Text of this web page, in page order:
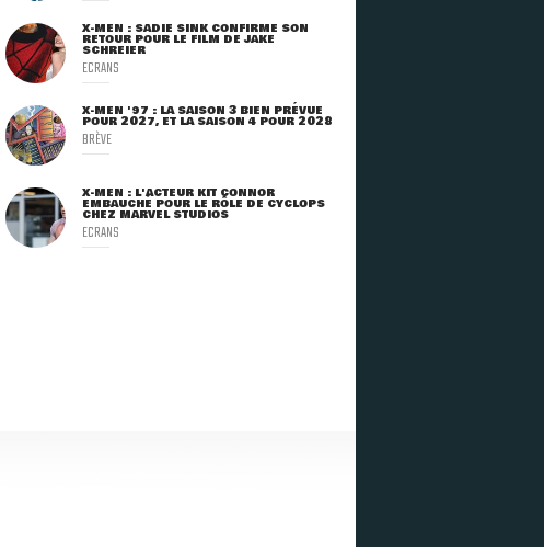
X-MEN : SADIE SINK CONFIRME SON
RETOUR POUR LE FILM DE JAKE
SCHREIER
ECRANS
X-MEN '97 : LA SAISON 3 BIEN PRÉVUE
POUR 2027, ET LA SAISON 4 POUR 2028
BRÈVE
X-MEN : L'ACTEUR KIT CONNOR
EMBAUCHÉ POUR LE RÔLE DE CYCLOPS
CHEZ MARVEL STUDIOS
ECRANS